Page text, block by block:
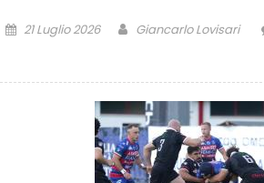
21 Luglio 2026 Giancarlo Lovisari